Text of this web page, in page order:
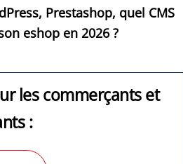
Prestashop, quel CMS
eshop en 2026 ?
les commerçants et
: